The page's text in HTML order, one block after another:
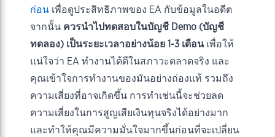
ก่อน เพื่อดูประสิทธิภาพของ EA กับข้อมูลในอดีต
จากนั้น ควรนำไปทดสอบในบัญชี Demo (บัญชี
ทดลอง) เป็นระยะเวลาอย่างน้อย 1-3 เดือนเพื่อให้
แน่ใจว่า EA ทำงานได้ดีในสภาวะตลาดจริง และ
คุณเข้าใจการทำงานของมันอย่างถ่องแท้ รวมถึง
ความเสี่ยงที่อาจเกิดขึ้น การทำเช่นนี้จะช่วยลด
ความเสี่ยงในการสูญเสียเงินทุนจริงได้อย่างมาก
และทำให้คุณมีความมั่นใจมากขึ้นก่อนที่จะเปลี่ยน